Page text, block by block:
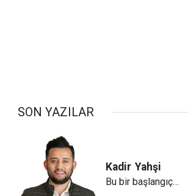
SON YAZILAR
Kadir Yahşi
Bu bir başlangıç…